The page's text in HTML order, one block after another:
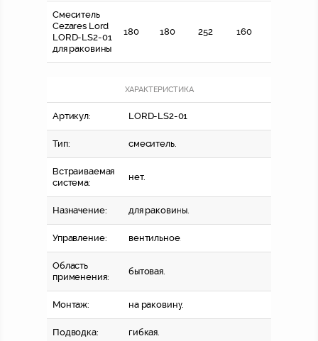
Смеситель
Cezares Lord
LORD-LS2-01
для раковины
180 180 252 160
ХАРАКТЕРИСТИКА
Артикул: LORD-LS2-01
Тип: смеситель.
Встраиваемая
система:
нет.
Назначение: для раковины.
Управление: вентильное.
Область
применения:
бытовая.
Монтаж: на раковину.
Подводка: гибкая.